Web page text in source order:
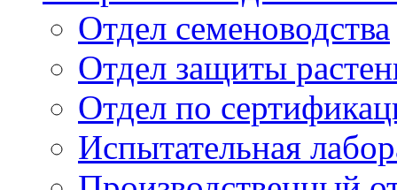
Отдел семеноводства
Отдел защиты
Отдел по
Испытательная